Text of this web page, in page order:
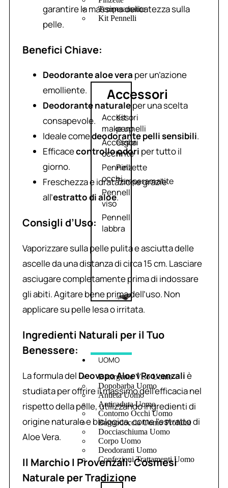
Temperamatite
Kit Pennelli
Accessori
Accessori
make up
Accessori
occhi
Pennelli
occhi
Pennelli
viso
Pennelli
labbra
Kit
pennelli
Ciglia
finte
Pinzette
Temperamatite
UOMO
Detergente Viso Uomo
Dopobarba Uomo
Antieta Uomo
Anticaduta Uomo
Contorno Occhi Uomo
Bagnodoccia Uomo Profumi
Docciaschiuma Uomo
Corpo Uomo
Deodoranti Uomo
Confezioni Trattamenti Uomo
garantire la massima delicatezza sulla
pelle.
Benefici Chiave:
Deodorante aloe vera per un’azione
emolliente.
Deodorante naturaleper una scelta
consapevole.
Ideale comedeodorante pelli sensibili.
Efficacecontrollo odori per tutto il
giorno.
Freschezza e idratazione grazie
all’estratto di aloe.
Consigli d’Uso:
Vaporizzare sulla pelle pulita e asciutta delle
ascelle da una distanza di circa 15 cm. Lasciare
asciugare completamente prima di indossare
gli abiti. Agitare bene prima dell’uso. Non
applicare su pelle lesa o irritata.
Ingredienti Naturali per il Tuo
Benessere:
La formula del Deovapo Aloe I Provenzaliè
studiata per offrire il massimo dell’efficacia nel
rispetto della pelle, utilizzando ingredienti di
origine naturale e biologica, come l’estratto di
Aloe Vera.
Il Marchio I Provenzali: Cosmesi
Naturale per Tradizione